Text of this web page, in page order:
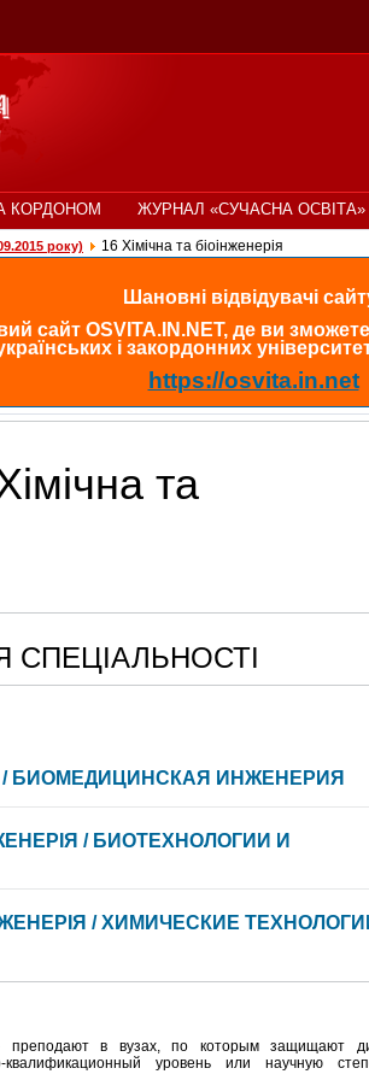
КОРДОНОМ ЖУРНАЛ «СУЧАСНА ОСВІТА»
року) 16 Хімічна та біоінженерія
Шановні відвідувачі
сайт OSVITA.IN.NET, де ви
і закордонних
https://osvita.in.net
та
СПЕЦІАЛЬНОСТІ
/ БИОМЕДИЦИНСКАЯ ИНЖЕНЕРИЯ
/ БИОТЕХНОЛОГИИ И
/ ХИМИЧЕСКИЕ
преподают в вузах, по которым защищают
квалификационный уровень или научную